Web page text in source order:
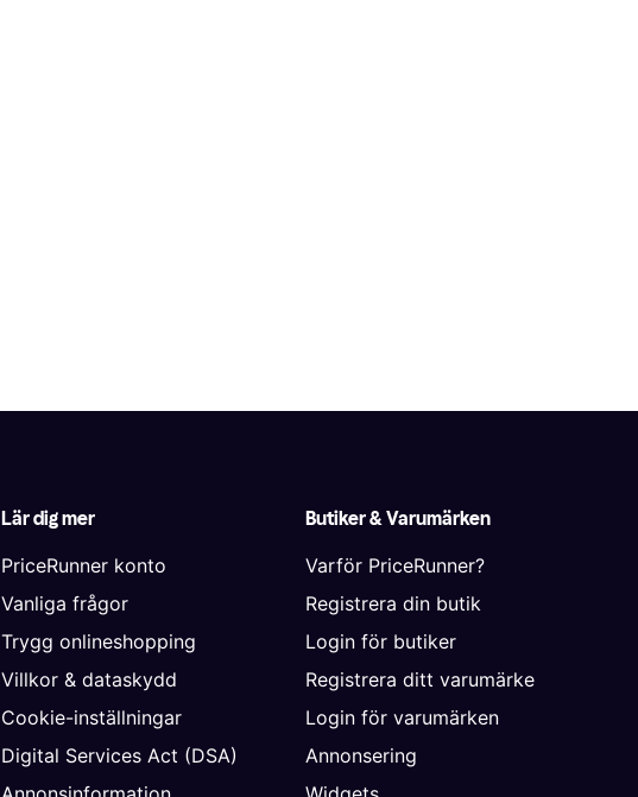
Lär dig mer
PriceRunner konto
Vanliga frågor
Trygg onlineshopping
Villkor & dataskydd
Cookie-inställningar
Digital Services Act (DSA)
Butiker & Varumärken
Varför PriceRunner?
Registrera din butik
Login för butiker
Registrera ditt varumärke
Login för varumärken
Annonsering